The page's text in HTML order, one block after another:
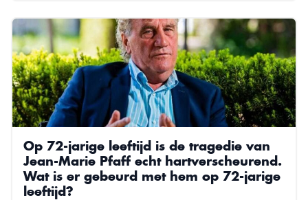
Op 72-jarige leeftijd is de tragedie van
Jean-Marie Pfaff echt hartverscheurend.
Wat is er gebeurd met hem op 72-jarige
leeftijd?